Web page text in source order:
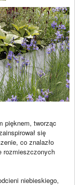
pięknem, tworząc
się
co znalazło
rozmieszczonych
niebieskiego,